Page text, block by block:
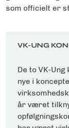
som officielt er
VK-UNG
De to VK-
nye i
år været